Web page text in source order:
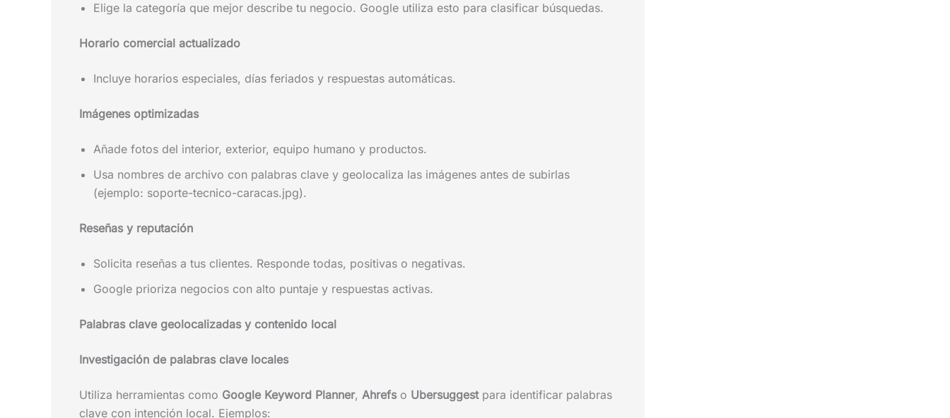
Elige la categoría que mejor describe tu negocio. Google utiliza esto para clasificar búsquedas.
Horario comercial actualizado
Incluye horarios especiales, días feriados y respuestas automáticas.
Imágenes optimizadas
Añade fotos del interior, exterior, equipo humano y productos.
Usa nombres de archivo con palabras clave y geolocaliza las imágenes antes de subirlas
(ejemplo: soporte-tecnico-caracas.jpg).
Reseñas y reputación
Solicita reseñas a tus clientes. Responde todas, positivas o negativas.
Google prioriza negocios con alto puntaje y respuestas activas.
Palabras clave geolocalizadas y contenido local
Investigación de palabras clave locales
Utiliza herramientas como Google Keyword Planner, Ahrefso Ubersuggestpara identificar palabras
clave con intención local. Ejemplos: